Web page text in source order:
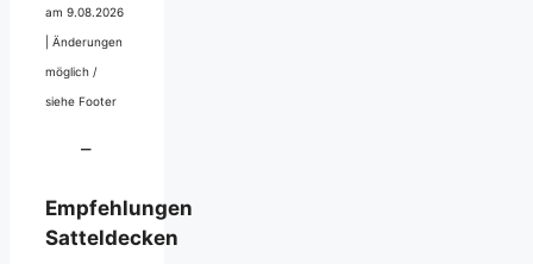
am 9.08.2026
Änderungen
möglich /
siehe Footer
–
Empfehlungen
Satteldecken